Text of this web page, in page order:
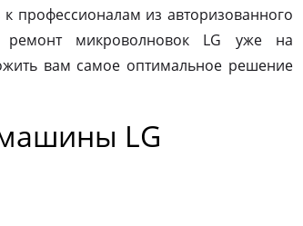
профессионалам из авторизованного
ремонт микроволновок LG уже на
вам самое оптимальное решение
LG